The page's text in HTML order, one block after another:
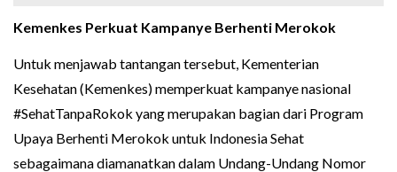
Kemenkes Perkuat Kampanye Berhenti Merokok
Untuk menjawab tantangan tersebut, Kementerian
Kesehatan (Kemenkes) memperkuat kampanye nasional
#SehatTanpaRokok yang merupakan bagian dari Program
Upaya Berhenti Merokok untuk Indonesia Sehat
sebagaimana diamanatkan dalam Undang-Undang Nomor